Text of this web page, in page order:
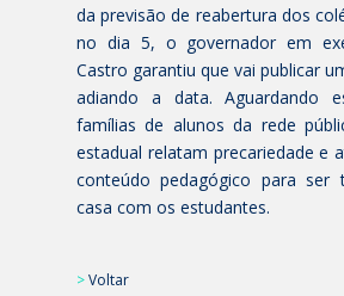
da previsão de reabertura dos
no dia 5, o governador em
Castro garantiu que vai publicar
adiando a data. Aguardando
famílias de alunos da rede
estadual relatam precariedade e
conteúdo pedagógico para ser
casa com os estudantes.
>Voltar